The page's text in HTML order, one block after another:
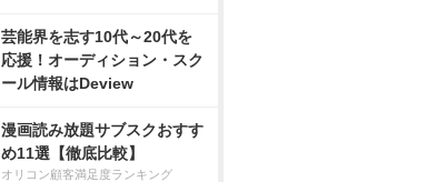
芸能界を志す10代～20代を
応援！オーディション・スク
ール情報はDeview
漫画読み放題サブスクおすす
め11選【徹底比較】
オリコン顧客満足度ランキング